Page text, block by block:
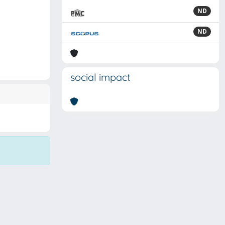
ND
ND
social impact